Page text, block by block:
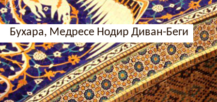
Бухара, Медресе Нодир Диван-Беги